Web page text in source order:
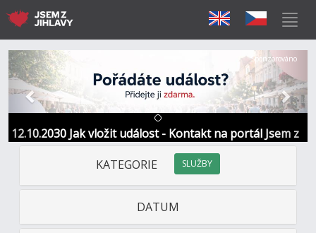
12.10.2030 Jak vložit událost - Kontakt na portál Jsem z
Jihlavy
Předchozí Další
Sponzorováno
KATEGORIE SLUŽBY
DATUM